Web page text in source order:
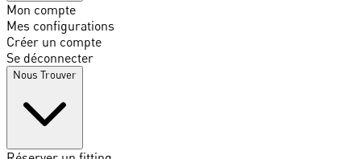
Mon compte
Mes configurations
Créer un compte
Se déconnecter
Nous Trouver